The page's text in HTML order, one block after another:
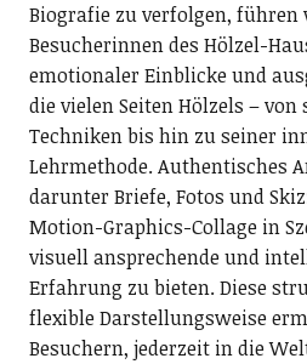
Biografie zu verfolgen, führen
Besucherinnen des Hölzel-
emotionaler Einblicke und
dievielen Seiten Hölzels –
Techniken bis hin zu seiner
Lehrmethode.Authentisches
darunter Briefe, Fotos und
Motion-Graphics-Collage in
visuell ansprechende und
Erfahrung zu bieten. Diese
flexible Darstellungsweise
Besuchern, jederzeit in die